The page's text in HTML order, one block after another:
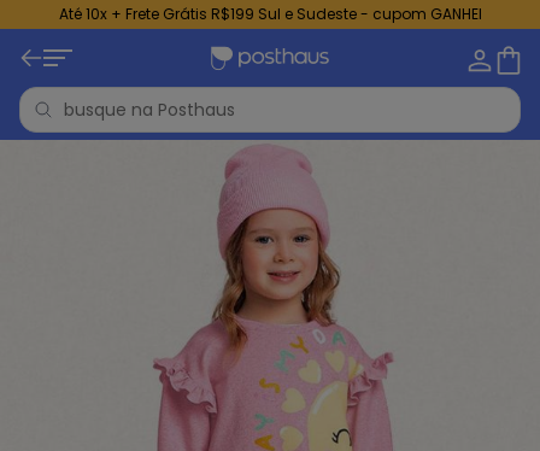
Até 10x + Frete Grátis R$199 Sul e Sudeste - cupom GANHEI